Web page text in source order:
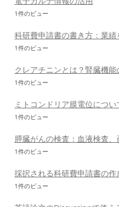
1件のビュー
科研費申請書の書き方：業績
1件のビュー
クレアチニンとは？腎臓機
1件のビュー
ミトコンドリア膜電位につい
1件のビュー
膵臓がんの検査：血液検査
1件のビュー
採択される科研費申請書の作
1件のビュー